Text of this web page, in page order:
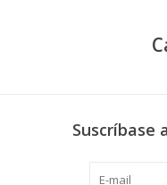
Suscríbase